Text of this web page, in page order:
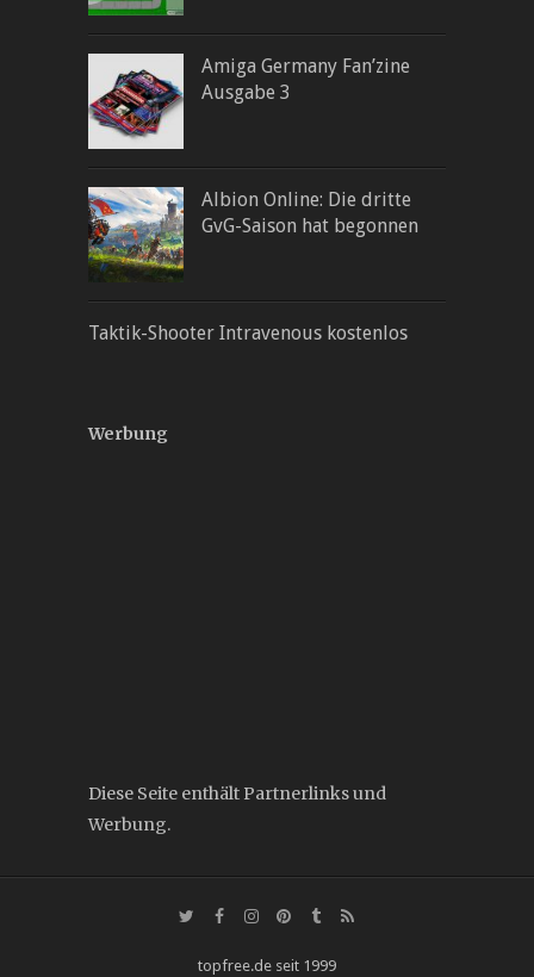
Amiga Germany Fan’zine
Ausgabe 3
Albion Online: Die dritte
GvG-Saison hat begonnen
Taktik-Shooter Intravenous kostenlos
Werbung
Diese Seite enthält Partnerlinks und
Werbung.
topfree.de seit 1999